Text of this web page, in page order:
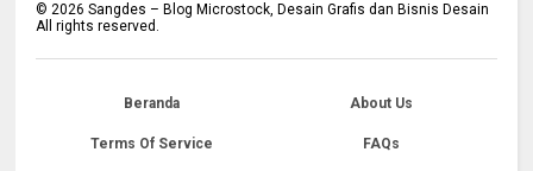
©2026 Sangdes – Blog Microstock, Desain Grafis dan Bisnis Desain
All rights reserved.
Beranda About Us
Terms Of Service FAQs